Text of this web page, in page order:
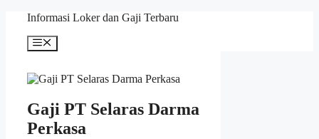
content
Informasi Loker dan Gaji Terbaru
Menu
Gaji PT Selaras Darma
Perkasa